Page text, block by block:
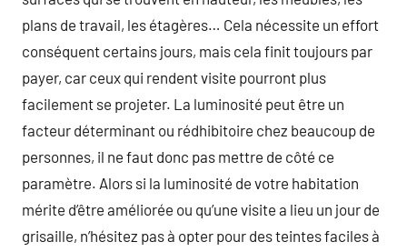
plans de travail, les étagères… Cela nécessite un effort
conséquent certains jours, mais cela finit toujours par
payer, car ceux qui rendent visite pourront plus
facilement se projeter. La luminosité peut être un
facteur déterminant ou rédhibitoire chez beaucoup de
personnes, il ne faut donc pas mettre de côté ce
paramètre. Alors si la luminosité de votre habitation
mérite d’être améliorée ou qu’une visite a lieu un jour de
grisaille, n’hésitez pas à opter pour des teintes faciles à